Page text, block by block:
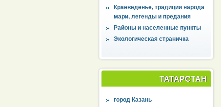
Краеведенье, традиции народа
мари, легенды и предания
Районы и населенные пункты
Экологическая страничка
ТАТАРСТАН
город Казань